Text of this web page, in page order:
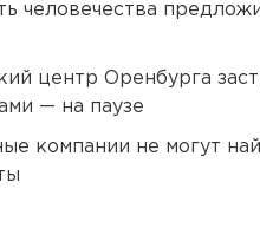
человечества
центр Оренбурга
— на паузе
компании не могут